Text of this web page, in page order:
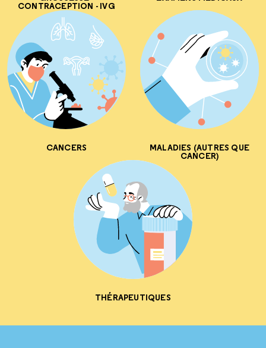
CONTRACEPTION - IVG
CANCERS MALADIES (AUTRES QUE
CANCER)
THÉRAPEUTIQUES